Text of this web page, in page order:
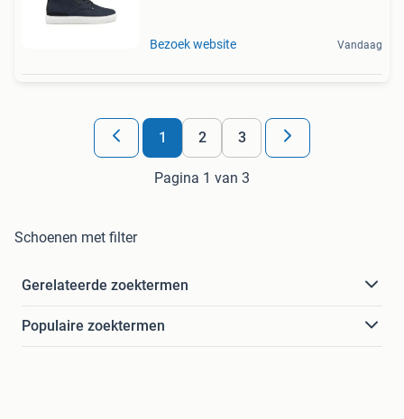
Bezoek website Vandaag
1 2 3
Pagina 1 van 3
Schoenen met filter
Gerelateerde zoektermen
Populaire zoektermen